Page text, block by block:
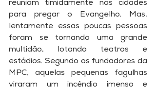
reuniam timidamente nas cidades
para pregar o Evangelho. Mas,
lentamente essas poucas pessoas
foram se tornando uma grande
multidão, lotando teatros e
estádios. Segundo os fundadores da
MPC, aquelas pequenas fagulhas
viraram um incêndio imenso e